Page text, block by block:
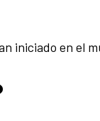
iniciado en el